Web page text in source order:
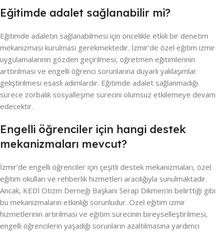
Eğitimde adalet sağlanabilir mi?
Eğitimde adaletin sağlanabilmesi için öncelikle etkili bir denetim
mekanizması kurulması gerekmektedir. İzmir’de özel eğitim izmir
uygulamalarının gözden geçirilmesi, öğretmen eğitimlerinin
arttırılması ve engelli öğrenci sorunlarına duyarlı yaklaşımlar
geliştirilmesi esaslı adımlardır. Eğitimde adalet sağlanmadığı
sürece zorbalık sosyalleşme sürecini olumsuz etkilemeye devam
edecektir.
Engelli öğrenciler için hangi destek
mekanizmaları mevcut?
İzmir’de engelli öğrenciler için çeşitli destek mekanizmaları, özel
eğitim okulları ve rehberlik hizmetleri aracılığıyla sunulmaktadır.
Ancak, KEDİ Otizm Derneği Başkanı Serap Dikmen’in belirttiği gibi
bu mekanizmaların etkinliği sorunludur. Özel eğitim izmir
hizmetlerinin artırılması ve eğitim sürecinin bireyselleştirilmesi,
engelli öğrencilerin yaşadığı sorunların azaltılmasına yardımcı